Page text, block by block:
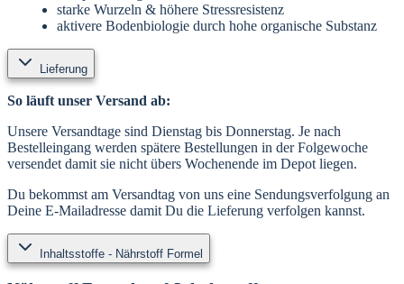
starke Wurzeln & höhere Stressresistenz
aktivere Bodenbiologie durch hohe organische Substanz
Lieferung
So läuft unser Versand ab:
Unsere Versandtage sind Dienstag bis Donnerstag. Je nach
Bestelleingang werden spätere Bestellungen in der Folgewoche
versendet damit sie nicht übers Wochenende im Depot liegen.
Du bekommst am Versandtag von uns eine Sendungsverfolgung an
Deine E-Mailadresse damit Du die Lieferung verfolgen kannst.
Inhaltsstoffe - Nährstoff Formel